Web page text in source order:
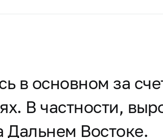
в основном за
В частности,
Дальнем Востоке.